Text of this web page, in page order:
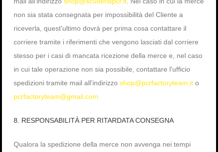
non sia stata consegnata per impossibilità del Cliente a
riceverla, quest'ultimo dovrà per prima cosa contattare il
corriere tramite i riferimenti che vengono lasciati dal corriere
stesso per i casi di mancata ricezione della merce e, nel caso
in cui tale operazione non sia possibile, contattare l'ufficio
spedizioni tramite mail all'indirizzo shop@pcrfactoryteam.it o
pcrfactoryteam@gmail.com
8. RESPONSABILITÀ PER RITARDATA CONSEGNA
Qualora la spedizione della merce non avvenga nei tempi